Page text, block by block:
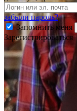
забыли пароль?
Запомнить меня
Зарегистрироваться